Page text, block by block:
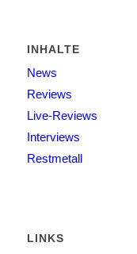
INHALTE
News
Reviews
Live-Reviews
Interviews
Restmetall
LINKS